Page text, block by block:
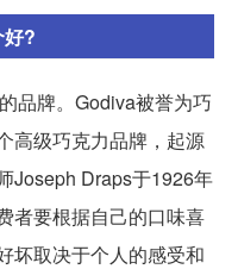
?
品牌。Godiva被誉为巧
高级巧克力品牌，起源
Joseph Draps于1926年
者要根据自己的口味喜
坏取决于个人的感受和